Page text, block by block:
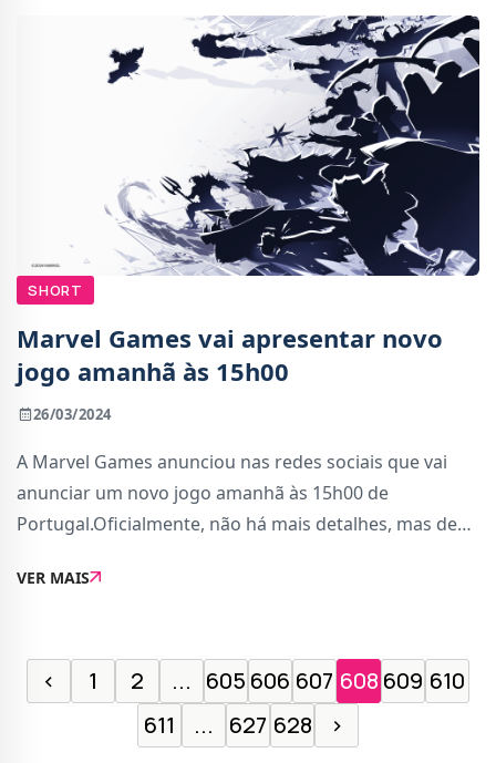
SHORT
Marvel Games vai apresentar novo
jogo amanhã às 15h00
26/03/2024
A Marvel Games anunciou nas redes sociais que vai
anunciar um novo jogo amanhã às 15h00 de
Portugal.Oficialmente, não há mais detalhes, mas de
NetEase para criar um jogo parecido com Overwatch.O
VER MAIS
‹ 1 2 ... 605 606 607 608 609 610
611
... 627 628 ›